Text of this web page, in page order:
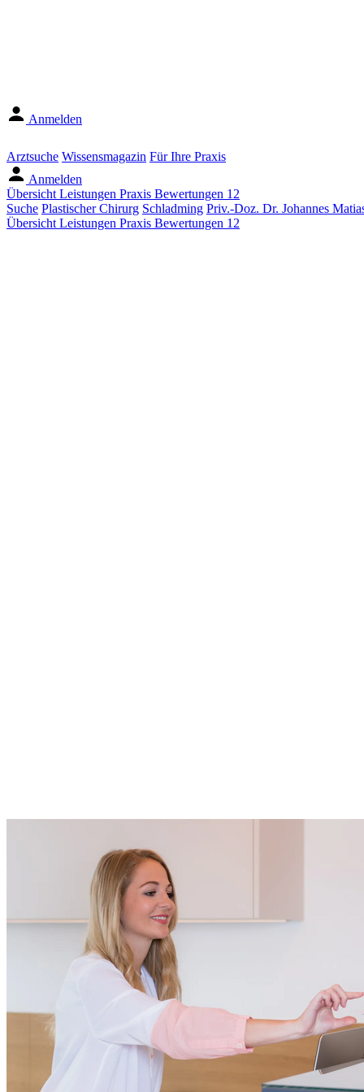
Anmelden
Arztsuche Wissensmagazin Für Ihre Praxis
Anmelden
Übersicht Leistungen Praxis Bewertungen 12
Suche Plastischer Chirurg Schladming Priv.-Doz. Dr. Johannes
Übersicht Leistungen Praxis Bewertungen 12